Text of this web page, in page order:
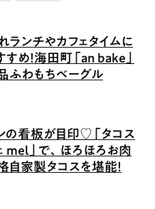
ランチやカフェタイムに
すめ！海田町「an bake」
ふわもちベーグル
の看板が目印♡「タコス
mel」で、ほろほろお肉
自家製タコスを堪能！